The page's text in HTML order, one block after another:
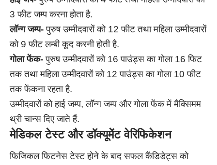
3 फीट जम्प करना होता है.
लॉन्ग जम्प-पुरुष उम्मीदवारों को 12 फीट तथा महिला उम्मीदवारों
को 9 फीट लम्बी कूद करनी होती है.
गोला फेंक-पुरुष उम्मीदवारों को 16 पाउंड्स का गोला 16 फिट
तक तथा महिला उम्मीदवारों को 12 पाउंड्स का गोला 10 फीट
तक फेंकना रहता है.
उम्मीदवारों को हाई जम्प, लॉन्ग जम्प और गोला फेंक में मैक्सिमम
थ्री चान्स दिए जाते हैं.
मेडिकल टेस्ट और डॉक्यूमेंट वेरिफिकेशन
फिजिकल फिटनेस टेस्ट होने के बाद सफल कैंडिडेट्स को